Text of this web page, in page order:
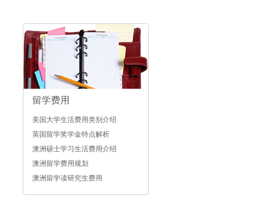
留学费用
美国大学生活费用类别介绍
英国留学奖学金特点解析
澳洲硕士学习生活费用介绍
澳洲留学费用规划
澳洲留学读研究生费用